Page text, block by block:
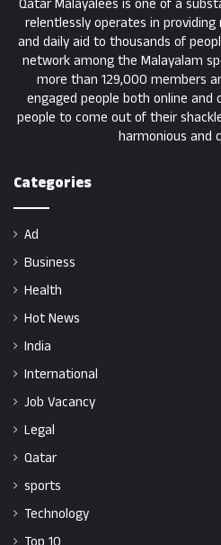
Qatar Malayalees is one of a
relentlessly operates in
and daily aid to thousands of
network among the Malayalam
more than 129,000 members
engaged people both online and
people to come out of their
harmonious and
Categories
Ad
Business
Health
Hot News
India
International
Job Vacancy
Legal
Qatar
sports
Technology